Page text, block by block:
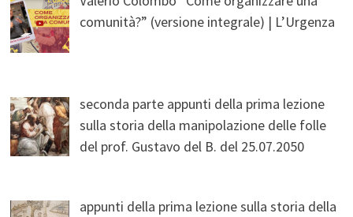
comunità?” (versione integrale) | L’Urgenza
seconda parte appunti della prima lezione
sulla storia della manipolazione delle folle
del prof. Gustavo del B. del 25.07.2050
appunti della prima lezione sulla storia della